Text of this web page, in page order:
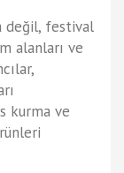
değil, festival
alanları ve
kurma ve